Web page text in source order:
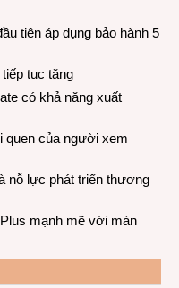
tiên áp dụng bảo hành 5
tục tăng
có khả năng xuất
quen của người xem
nỗ lực phát triển thương
mạnh mẽ với màn